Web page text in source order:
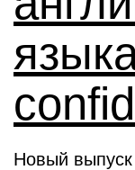
Новый